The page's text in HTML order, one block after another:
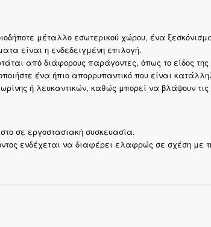
μέταλλο εσωτερικού χώρου, ένα
είναι η ενδεδειγμένη επιλογή.
από διάφορους παράγοντες, όπως το είδος της
ένα ήπιο απορρυπαντικό που είναι
ή λευκαντικών, καθώς μπορεί να βλάψουν τις
σε εργοστασιακή συσκευασία.
ενδέχεται να διαφέρει ελαφρώς σε σχέση με